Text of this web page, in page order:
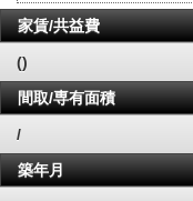
家賃/共益費
()
間取/専有面積
/
築年月